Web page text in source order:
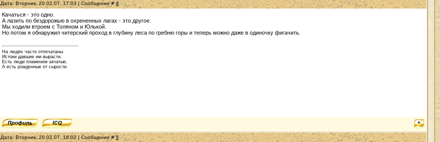
Дата: Вторник, 20.02.07, 17:03 | Сообщение #4
Качаться - это одно.
А лазить по бездорожью в охрененных лагах - это другое.
Мы ходили втроем с Толяном и Юлькой.
Но потом я обнаружил читерский проход в глубину леса по гребню горы и теперь можно даже в одиночку фигачить.
На людях часто отпечатаны
Истоки давшие им вырасти.
Есть люди пламенем зачатые,
А есть рожденные от сырости.
Дата: Вторник, 20.02.07, 18:02 | Сообщение #5